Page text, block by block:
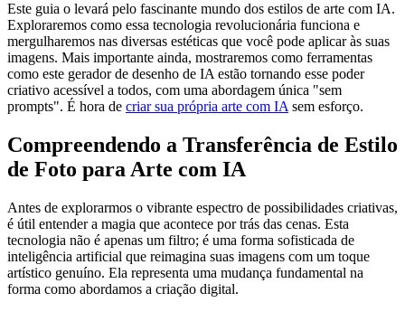
Este guia o levará pelo fascinante mundo dos estilos de arte com IA.
Exploraremos como essa tecnologia revolucionária funciona e
mergulharemos nas diversas estéticas que você pode aplicar às suas
imagens. Mais importante ainda, mostraremos como ferramentas
como este gerador de desenho de IA estão tornando esse poder
criativo acessível a todos, com uma abordagem única "sem
prompts". É hora de criar sua própria arte com IAsem esforço.
Compreendendo a Transferência de Estilo
de Foto para Arte com IA
Antes de explorarmos o vibrante espectro de possibilidades criativas,
é útil entender a magia que acontece por trás das cenas. Esta
tecnologia não é apenas um filtro; é uma forma sofisticada de
inteligência artificial que reimagina suas imagens com um toque
artístico genuíno. Ela representa uma mudança fundamental na
forma como abordamos a criação digital.